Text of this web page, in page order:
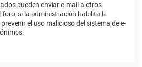
pueden enviar e-mail a otros
foro, si la administración habilita la
el uso malicioso del sistema de e-